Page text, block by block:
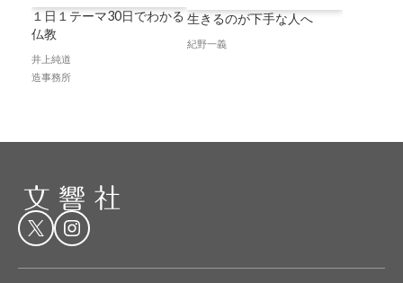
１日１テーマ30日でわかる
仏教
井上純道
造事務所
生きるのが下手な人へ
紀野一義